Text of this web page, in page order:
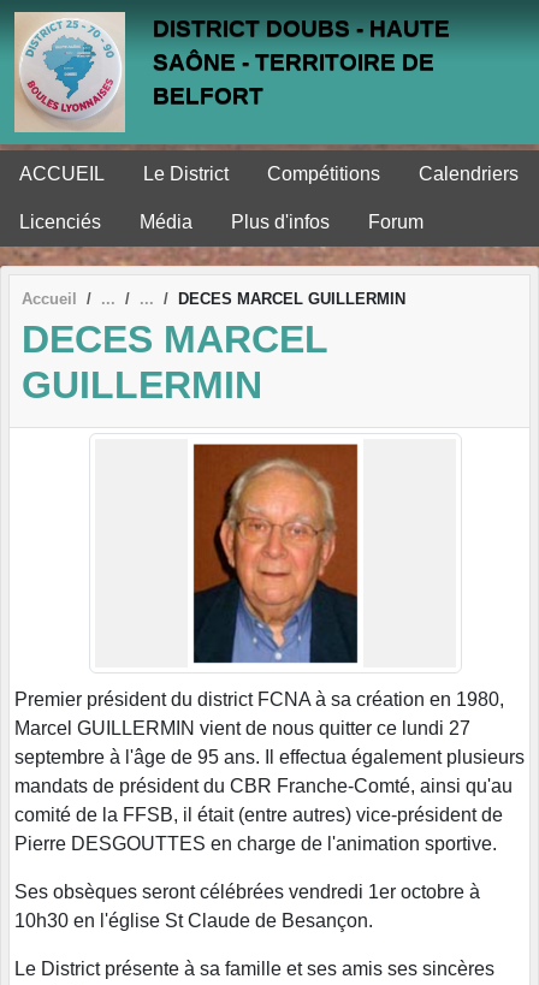
DISTRICT DOUBS - HAUTE
SAÔNE - TERRITOIRE DE
BELFORT
ACCUEIL Le District Compétitions Calendriers
Licenciés Média Plus d'infos Forum
Accueil DECES MARCEL GUILLERMIN
DECES MARCEL
GUILLERMIN
Premier président du district FCNA à sa création en 1980,
Marcel GUILLERMIN vient de nous quitter ce lundi 27
septembre à l'âge de 95 ans. Il effectua également plusieurs
mandats de président du CBR Franche-Comté, ainsi qu'au
comité de la FFSB, il était (entre autres) vice-président de
Pierre DESGOUTTES en charge de l'animation sportive.
Ses obsèques seront célébrées vendredi 1er octobre à
10h30 en l'église St Claude de Besançon.
Le District présente à sa famille et ses amis ses sincères
Panneau de gestion des cookies